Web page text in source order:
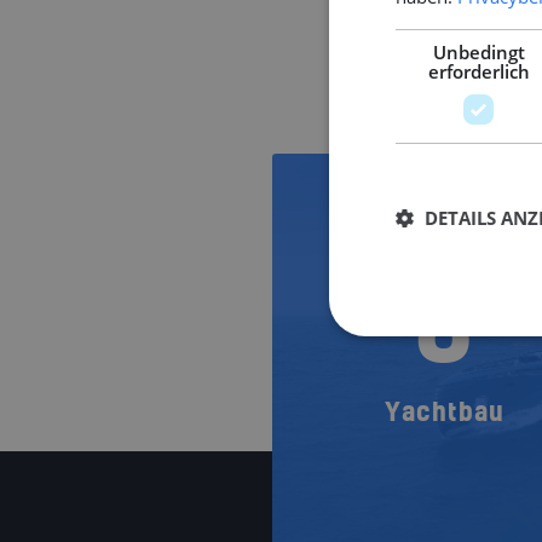
8
Yachtbau
Unbedingt
erforderlich
DETAILS